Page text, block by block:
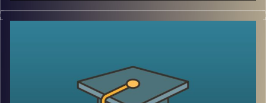
אחרי שנים של מלחמות פנימיות עקובות מדם בסודאן, ועם
נפילתו של הדיקטטור קולונל עומר אל בשיר, ששלט במדינה
הבכירים יוביל אותה בדרכה החדשה, הציתה שוב קרבות קשים
שקורעים את המדינה המשוסעת מבפנים
אז למה כולם לאחרונה מדברים על סודאן ואיך זה קשור